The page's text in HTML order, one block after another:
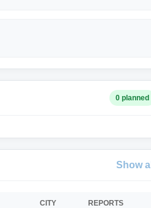
0 planned
Show all
CITY REPORTS